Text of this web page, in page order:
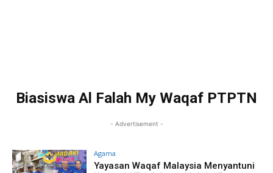
Biasiswa Al Falah My Waqaf PTPTN
- Advertisement -
Agama
Yayasan Waqaf Malaysia Menyantuni